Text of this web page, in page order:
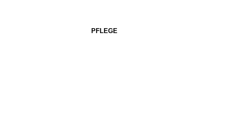
PFLEGE